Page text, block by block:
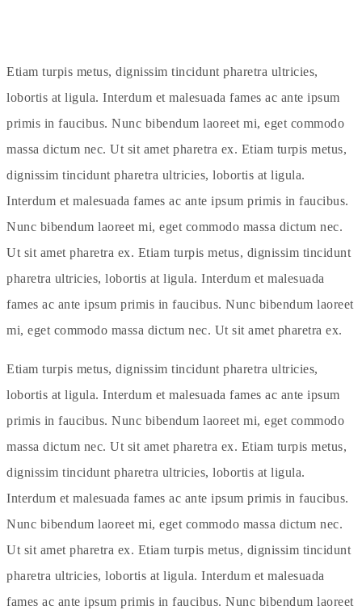
Etiam turpis metus, dignissim tincidunt pharetra ultricies,
lobortis at ligula. Interdum et malesuada fames ac ante ipsum
primis in faucibus. Nunc bibendum laoreet mi, eget commodo
massa dictum nec. Ut sit amet pharetra ex. Etiam turpis metus,
dignissim tincidunt pharetra ultricies, lobortis at ligula.
Interdum et malesuada fames ac ante ipsum primis in faucibus.
Nunc bibendum laoreet mi, eget commodo massa dictum nec.
Ut sit amet pharetra ex. Etiam turpis metus, dignissim tincidunt
pharetra ultricies, lobortis at ligula. Interdum et malesuada
fames ac ante ipsum primis in faucibus. Nunc bibendum laoreet
mi, eget commodo massa dictum nec. Ut sit amet pharetra ex.
Etiam turpis metus, dignissim tincidunt pharetra ultricies,
lobortis at ligula. Interdum et malesuada fames ac ante ipsum
primis in faucibus. Nunc bibendum laoreet mi, eget commodo
massa dictum nec. Ut sit amet pharetra ex. Etiam turpis metus,
dignissim tincidunt pharetra ultricies, lobortis at ligula.
Interdum et malesuada fames ac ante ipsum primis in faucibus.
Nunc bibendum laoreet mi, eget commodo massa dictum nec.
Ut sit amet pharetra ex. Etiam turpis metus, dignissim tincidunt
pharetra ultricies, lobortis at ligula. Interdum et malesuada
fames ac ante ipsum primis in faucibus. Nunc bibendum laoreet